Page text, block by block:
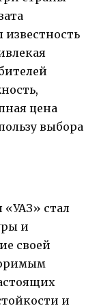
цена
выбора
«УАЗ» стал
и
своей
и